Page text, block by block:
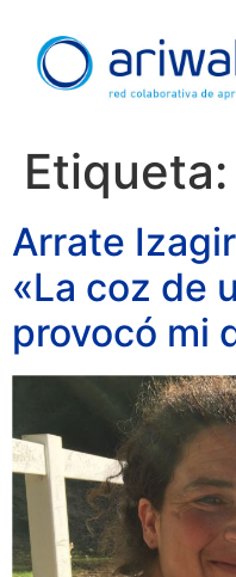
Etiqueta:
Arrate
«La coz de
provocó mi